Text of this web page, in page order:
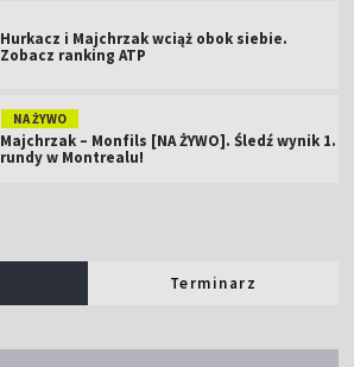
Hurkacz i Majchrzak wciąż obok siebie.
Zobacz ranking ATP
NA ŻYWO
Majchrzak – Monfils [NA ŻYWO]. Śledź wynik 1.
rundy w Montrealu!
Terminarz